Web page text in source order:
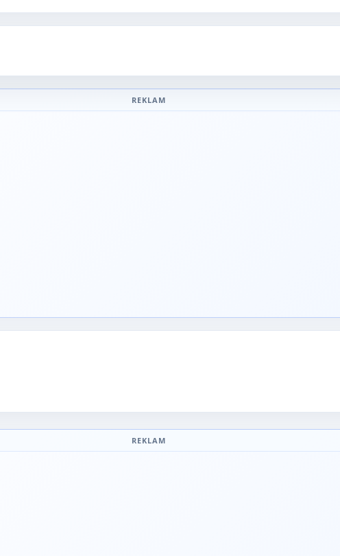
REKLAM
REKLAM